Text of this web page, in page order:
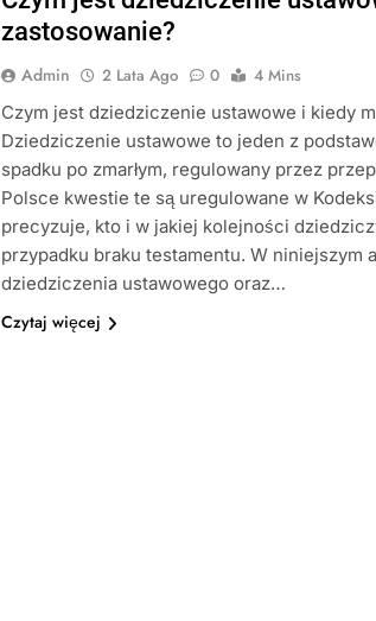
zastosowanie?
Admin 2 Lata Ago 0
4 Mins
Czym jest dziedziczenie ustawowe i kiedy
Dziedziczenie ustawowe to jeden z
spadku po zmarłym, regulowany przez
Polsce kwestie te są uregulowane w
precyzuje, kto i w jakiej kolejności
przypadku braku testamentu. W niniejszym
dziedziczenia ustawowego oraz…
Czytaj więcej